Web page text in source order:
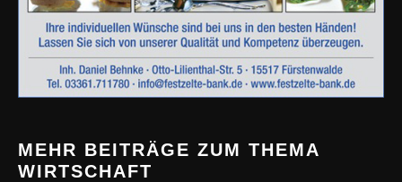
MEHR BEITRÄGE ZUM THEMA
WIRTSCHAFT